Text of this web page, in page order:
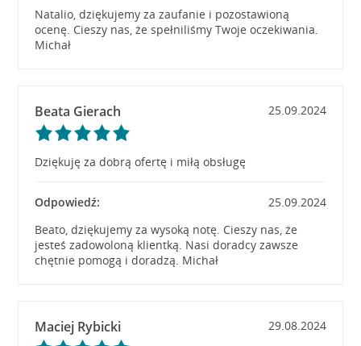
Natalio, dziękujemy za zaufanie i pozostawioną
ocenę. Cieszy nas, że spełniliśmy Twoje oczekiwania.
Michał
Beata Gierach 25.09.2024
Dziękuję za dobrą ofertę i miłą obsługę
Odpowiedź:
25.09.2024
Beato, dziękujemy za wysoką notę. Cieszy nas, że
jesteś zadowoloną klientką. Nasi doradcy zawsze
chętnie pomogą i doradzą. Michał
Maciej Rybicki 29.08.2024